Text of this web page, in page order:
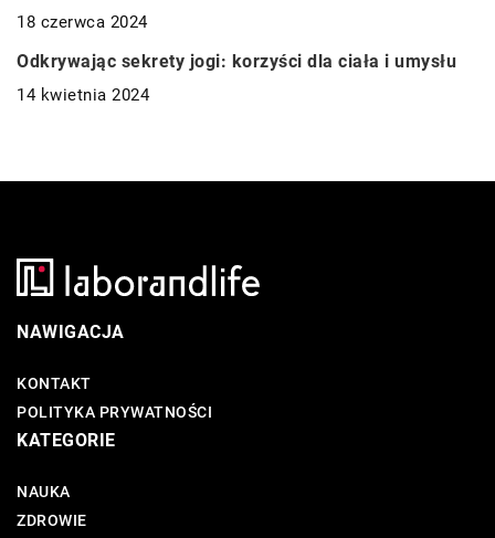
18 czerwca 2024
ZDROWIE
Odkrywając sekrety jogi: korzyści dla ciała i umysłu
14 kwietnia 2024
NAWIGACJA
KONTAKT
POLITYKA PRYWATNOŚCI
KATEGORIE
NAUKA
ZDROWIE